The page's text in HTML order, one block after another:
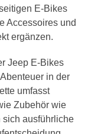
E-Bikes
Accessoires und
ergänzen.
Jeep E-Bikes
in der
umfasst
Zubehör wie
sich ausführliche